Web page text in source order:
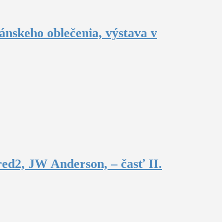
oblečenia, výstava v
JW Anderson, – časť II.